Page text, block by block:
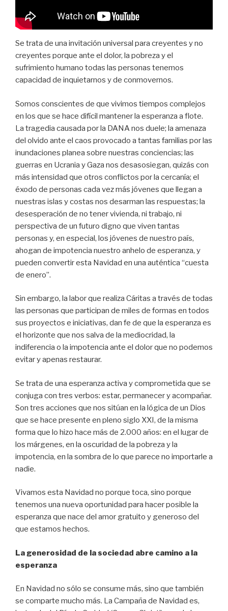
Se trata de una invitación universal para creyentes y no
creyentes porque ante el dolor, la pobreza y el
sufrimiento humano todas las personas tenemos
capacidad de inquietarnos y de conmovernos.
Somos conscientes de que vivimos tiempos complejos
en los que se hace difícil mantener la esperanza a flote.
La tragedia causada por la DANA nos duele; la amenaza
del olvido ante el caos provocado a tantas familias por las
inundaciones planea sobre nuestras conciencias; las
guerras en Ucrania y Gaza nos desasosiegan, quizás con
más intensidad que otros conflictos por la cercanía; el
éxodo de personas cada vez más jóvenes que llegan a
nuestras islas y costas nos desarman las respuestas; la
desesperación de no tener vivienda, ni trabajo, ni
perspectiva de un futuro digno que viven tantas
personas y, en especial, los jóvenes de nuestro país,
ahogan de impotencia nuestro anhelo de esperanza, y
pueden convertir esta Navidad en una auténtica “cuesta
de enero”.
Sin embargo, la labor que realiza Cáritas a través de todas
las personas que participan de miles de formas en todos
sus proyectos e iniciativas, dan fe de que la esperanza es
el horizonte que nos salva de la mediocridad, la
indiferencia o la impotencia ante el dolor que no podemos
evitar y apenas restaurar.
Se trata de una esperanza activa y comprometida que se
conjuga con tres verbos: estar, permanecer y acompañar.
Son tres acciones que nos sitúan en la lógica de un Dios
que se hace presente en pleno siglo XXI, de la misma
forma que lo hizo hace más de 2.000 años: en el lugar de
los márgenes, en la oscuridad de la pobreza y la
impotencia, en la sombra de lo que parece no importarle a
nadie.
Vivamos esta Navidad no porque toca, sino porque
tenemos una nueva oportunidad para hacer posible la
esperanza que nace del amor gratuito y generoso del
que estamos hechos.
La generosidad de la sociedad abre camino a la
esperanza
En Navidad no sólo se consume más, sino que también
se comparte mucho más. La Campaña de Navidad es,